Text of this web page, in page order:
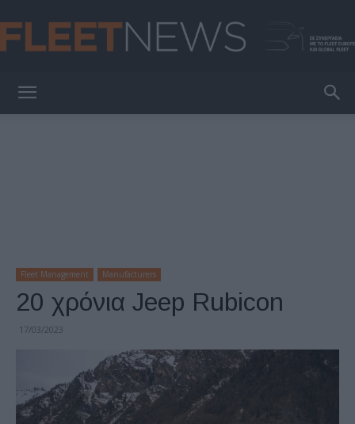
Fleet Management Manufacturers
20 χρόνια Jeep Rubicon
17/03/2023